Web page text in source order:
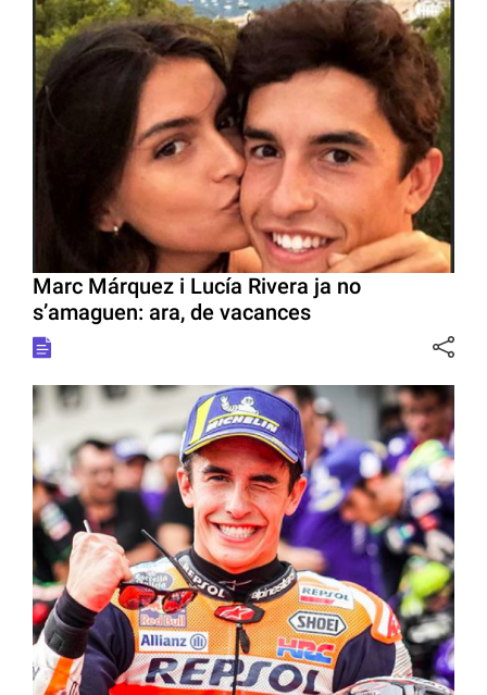
Marc Márquez i Lucía Rivera ja no
s’amaguen: ara, de vacances